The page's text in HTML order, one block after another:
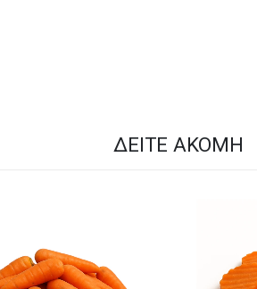
ΔΕΊΤΕ ΑΚΌΜΗ